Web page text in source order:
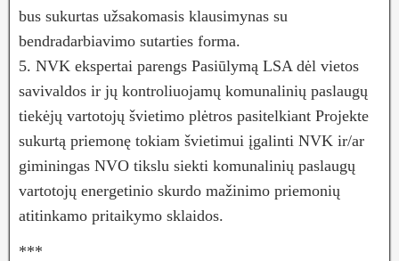
bus sukurtas užsakomasis klausimynas su
bendradarbiavimo sutarties forma.
5. NVK ekspertai parengs Pasiūlymą LSA dėl vietos
savivaldos ir jų kontroliuojamų komunalinių paslaugų
tiekėjų vartotojų švietimo plėtros pasitelkiant Projekte
sukurtą priemonę tokiam švietimui įgalinti NVK ir/ar
giminingas NVO tikslu siekti komunalinių paslaugų
vartotojų energetinio skurdo mažinimo priemonių
atitinkamo pritaikymo sklaidos.
***